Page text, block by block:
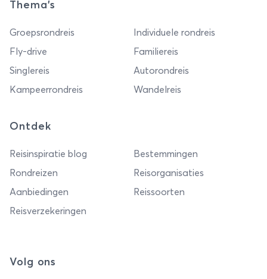
Thema's
Groepsrondreis
Individuele rondreis
Fly-drive
Familiereis
Singlereis
Autorondreis
Kampeerrondreis
Wandelreis
Ontdek
Reisinspiratie blog
Bestemmingen
Rondreizen
Reisorganisaties
Aanbiedingen
Reissoorten
Reisverzekeringen
Volg ons